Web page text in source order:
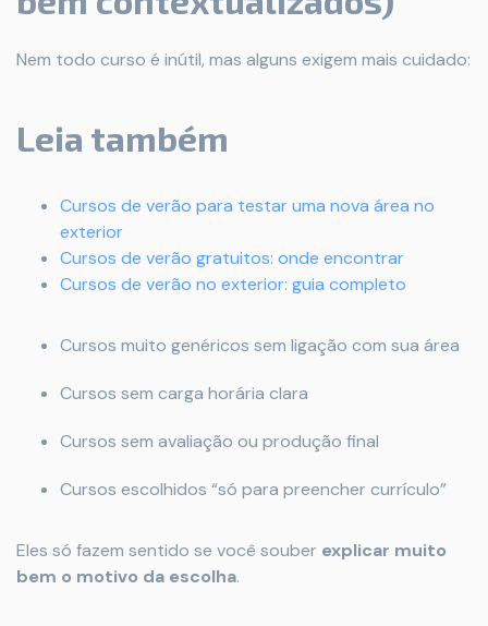
Nem todo curso é inútil, mas alguns exigem mais cuidado:
Leia também
Cursos de verão para testar uma nova área no
exterior
Cursos de verão gratuitos: onde encontrar
Cursos de verão no exterior: guia completo
Cursos muito genéricos sem ligação com sua área
Cursos sem carga horária clara
Cursos sem avaliação ou produção final
Cursos escolhidos “só para preencher currículo”
Eles só fazem sentido se você souber explicar muito
bem o motivo da escolha.